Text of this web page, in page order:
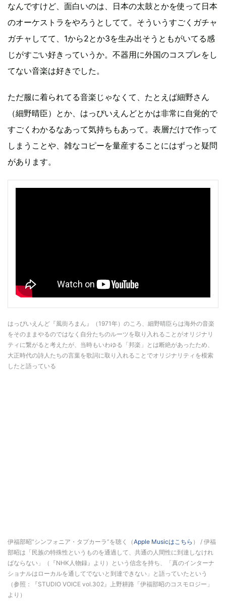
なんですけど、面白いのは、日本の太鼓とかを使って日本
のオーケストラをやろうとしてて。そういうすごくガチャ
ガチャしてて、1から2とか3を生み出そうともがいてる感
じがすごい好きっていうか。不器用に外国のコスプレをし
てない音楽は好きでした。
ただ服に着られてる音楽じゃなくて、たとえば細野さん
（細野晴臣）とか、はっぴいえんどとかは非常に自覚的で
すごくわかるなあって気持ちもあって。表層だけで作って
しまうことや、雑なコピーを量産することにはずっと疑問
があります。
はっぴいえんど『風街ろまん』（1971年）のころ、細野晴臣らは海外の音楽
をそのままやるのではなく自分たちのルーツを取り入れることがオリジナリ
ティに繋がると考えたが、当時もいわゆる「邦楽」とは断絶があったため、
大正時代の詩人たちの言葉を歌詞に取り入れることでオリジナリティを模索
したと語っている
伊福部昭“シンフォニア・タプカーラ”を聴く（Apple Musicはこちら ） / 伊福
部昭は「民族の特殊性というものを通過して、共通の人間性に到達しなけれ
ばならない」（『NHK人物録』より）という信念を持ち、「真のインターナ
ショナルはローカルを通してでないと到達できない」と語っていたという
（参照：『STUDIO VOICE vol.302』上野耕路「伊福部昭のコスモロジー」
より）